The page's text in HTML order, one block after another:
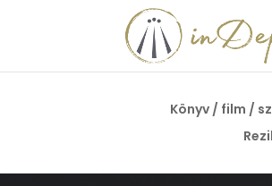
Könyv / film /